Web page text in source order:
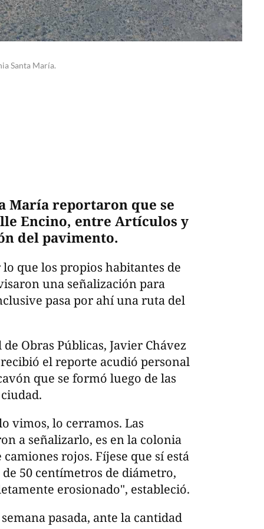
Santa María.
María reportaron que se
Encino, entre Artículos y
del pavimento.
que los propios habitantes de
una señalización para
pasa por ahí una ruta del
Obras Públicas, Javier Chávez
el reporte acudió personal
que se formó luego de las
vimos, lo cerramos. Las
a señalizarlo, es en la colonia
rojos. Fíjese que sí está
50 centímetros de diámetro,
erosionado", estableció.
pasada, ante la cantidad